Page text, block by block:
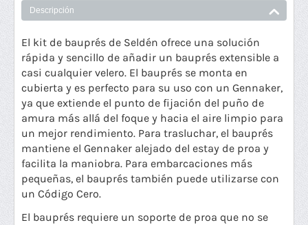
Descripción
El kit de bauprés de Seldén ofrece una solución
rápida y sencillo de añadir un bauprés extensible a
casi cualquier velero. El bauprés se monta en
cubierta y es perfecto para su uso con un Gennaker,
ya que extiende el punto de fijación del puño de
amura más allá del foque y hacia el aire limpio para
un mejor rendimiento. Para trasluchar, el bauprés
mantiene el Gennaker alejado del estay de proa y
facilita la maniobra. Para embarcaciones más
pequeñas, el bauprés también puede utilizarse con
un Código Cero.
El bauprés requiere un soporte de proa que no se